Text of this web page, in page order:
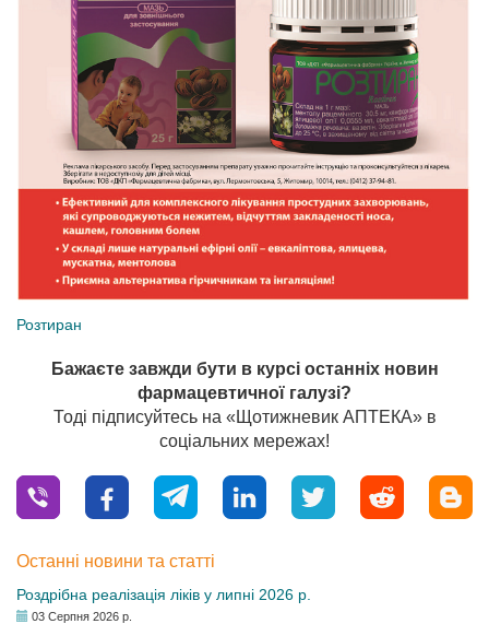
Розтиран
Бажаєте завжди бути в курсі останніх новин
фармацевтичної галузі?
Тоді підписуйтесь на «Щотижневик АПТЕКА» в
соціальних мережах!
Останні новини та статті
Роздрібна реалізація ліків у липні 2026 р.
03 Серпня 2026 р.